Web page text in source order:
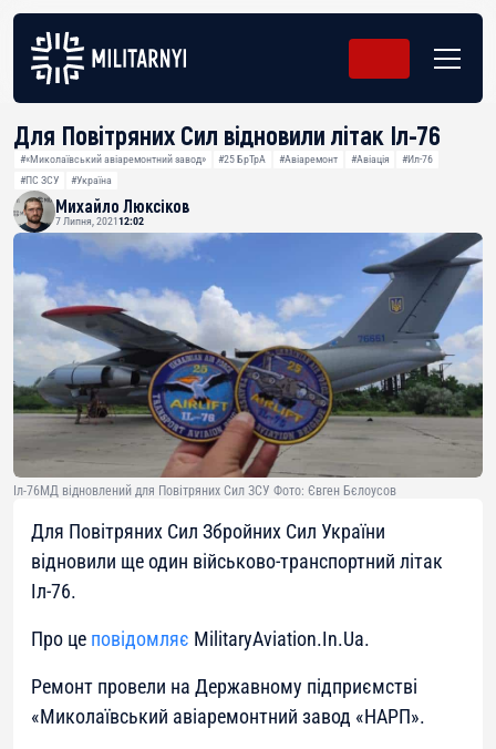
Для Повітряних Сил відновили літак Іл-76
#«Миколаївський авіаремонтний завод» #25 БрТрА #Авіаремонт #Авіація
#Ил-76
#ПС ЗСУ
#Україна
Михайло Люксіков
7 Липня, 2021 12:02
Іл-76МД відновлений для Повітряних Сил ЗСУ Фото: Євген Бєлоусов
Для Повітряних Сил Збройних Сил України
відновили ще один військово-транспортний літак
Іл-76.
Про це повідомляє MilitaryAviation.In.Ua.
Ремонт провели на Державному підприємстві
«Миколаївський авіаремонтний завод «НАРП».